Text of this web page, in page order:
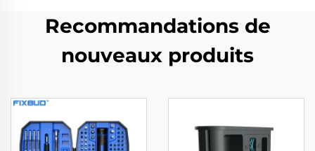
Recommandations de
nouveaux produits